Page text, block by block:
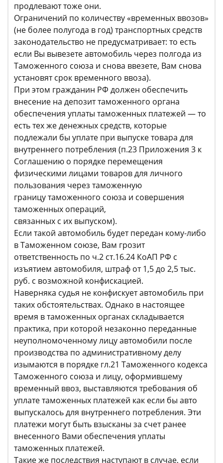
продлевают тоже они.
Ограничений по количеству «временных ввозов»
(не более полугода в год) транспортных средств
законодательство не предусматривает: то есть
если Вы вывезете автомобиль через полгода из
Таможенного союза и снова ввезете, Вам снова
установят срок временного ввоза).
При этом гражданин РФ должен обеспечить
внесение на депозит таможенного органа
обеспечения уплаты таможенных платежей — то
есть тех же денежных средств, которые
подлежали бы уплате при выпуске товара для
внутреннего потребления (п.23 Приложения 3 к
Соглашению о порядке перемещения
физическими лицами товаров для личного
пользования через таможенную
границу таможенного союза и совершения
таможенных операций,
связанных с их выпуском).
Если такой автомобиль будет передан кому-либо
в Таможенном союзе, Вам грозит
ответственность по ч.2 ст.16.24 КоАП РФ с
изъятием автомобиля, штраф от 1,5 до 2,5 тыс.
руб. с возможной конфискацией.
Наверняка судья не конфискует автомобиль при
таких обстоятельствах. Однако в настоящее
время в таможенных органах складывается
практика, при которой незаконно переданные
неуполномоченному лицу автомобили после
производства по административному делу
изымаются в порядке гл.21 Таможенного кодекса
Таможенного союза и лицу, оформившему
временный ввоз, выставляются требования об
уплате таможенных платежей как если бы авто
выпускалось для внутреннего потребления. Эти
платежи могут быть взысканы за счет ранее
внесенного Вами обеспечения уплаты
таможенных платежей.
Такие же последствия наступают в случае, если